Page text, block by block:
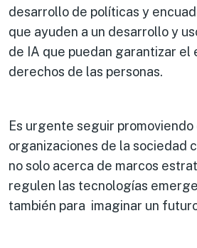
desarrollo de políticas y
que ayuden a un desarrollo y
de IA que puedan garantizar el
derechos de las personas.
Es urgente seguir
organizaciones de la sociedad
no solo acerca de marcos
regulen las tecnologías
también para imaginar un